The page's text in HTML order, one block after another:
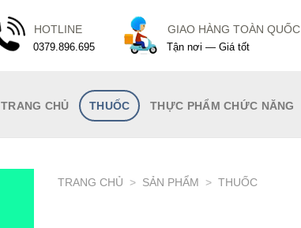
HOTLINE
0379.896.695
GIAO HÀNG TOÀN QUỐC
Tận nơi — Giá tốt
TRANG CHỦ THUỐC THỰC PHẨM CHỨC NĂNG
TRANG CHỦ > SẢN PHẨM > THUỐC